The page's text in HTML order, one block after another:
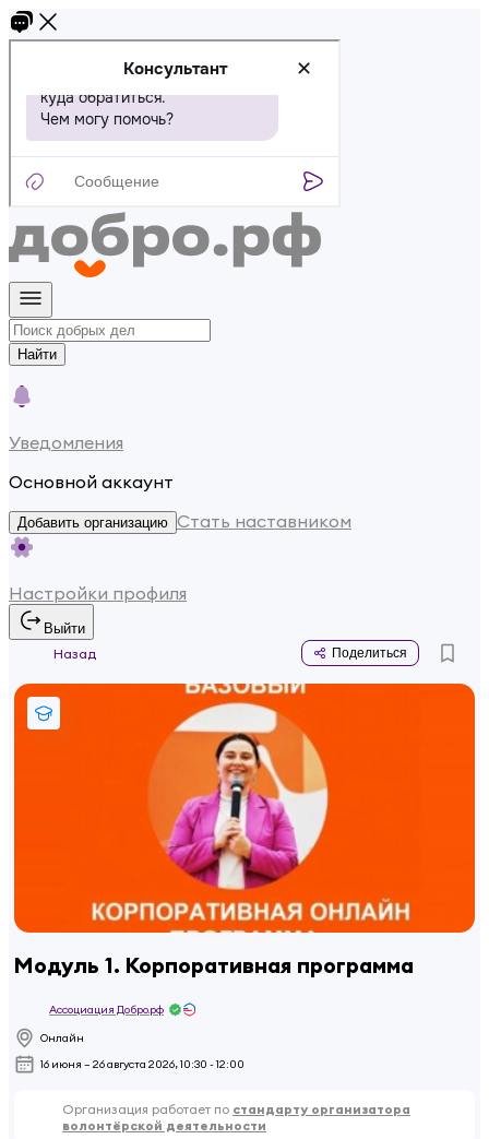
Найти
Уведомления
Основной аккаунт
Добавить организацию Стать наставником
Настройки профиля
Выйти
Назад
Поделиться
Модуль 1. Корпоративная программа
Ассоциация Добро.рф
Онлайн
16 июня – 26 августа 2026, 10:30 - 12:00
Организация работает по стандарту организатора
волонтёрской деятельности